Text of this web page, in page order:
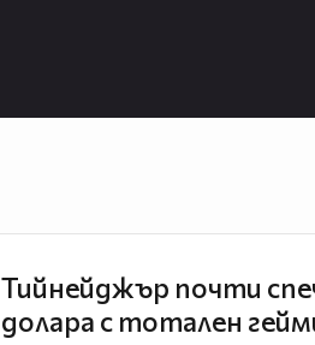
Тийнейджър почти
долара с тотален